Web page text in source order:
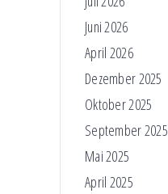
Juni 2026
April 2026
Dezember 2025
Oktober 2025
September 2025
Mai 2025
April 2025